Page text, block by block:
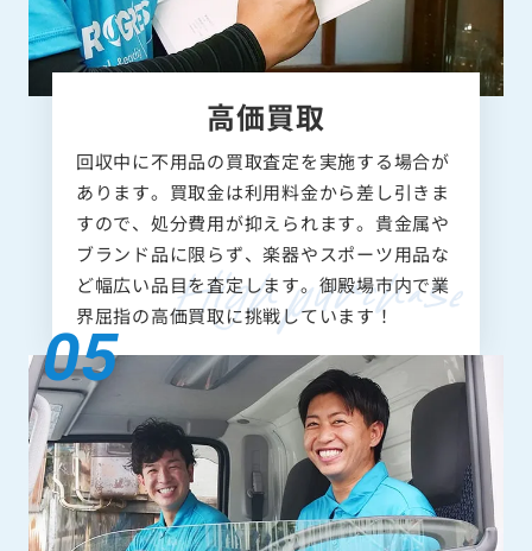
高価買取
回収中に不用品の買取査定を実施する場合が
あります。買取金は利用料金から差し引きま
すので、処分費用が抑えられます。貴金属や
ブランド品に限らず、楽器やスポーツ用品な
ど幅広い品目を査定します。御殿場市内で業
界屈指の高価買取に挑戦しています！